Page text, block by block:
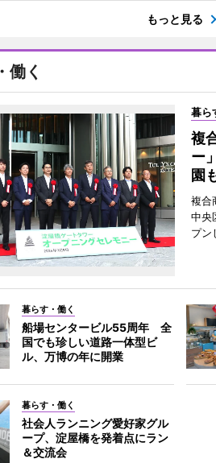
もっと見る
働く
暮ら
複
ー
園
複合
中央
プン
暮らす・働く
船場センタービル55周年 全
国でも珍しい道路一体型ビ
ル、万博の年に開業
暮らす・働く
社会人ランニング愛好家グル
ープ、淀屋橋を発着点にラン
＆交流会